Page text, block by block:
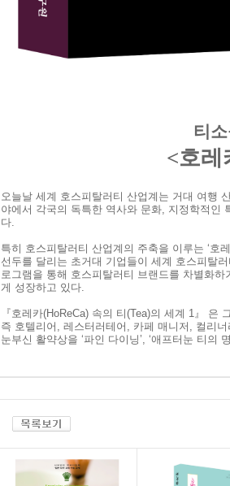
티
<호레
오늘날 세계 호스피탈러티 산업계는 거대 여행
야에서 각국의 독특한 역사와 문화, 지정학적인
다.
특히 호스피탈러티 산업계의 주축을 이루는 ‘호
선두를 달리는 초거대 기업들이 세계 호스피탈
로그램을 통해 호스피탈러티 브랜드를 차별화
게 성장하고 있다.
『호레카(HoReCa) 속의 티(Tea)의 세계 1』 은
즉 호텔리어, 레스터러테어, 카페 매니저, 컬리
눈부신 활약상을 ‘파인 다이닝’, ‘애프터눈 티의